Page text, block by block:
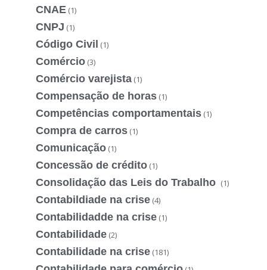
CNAE (1)
CNPJ (1)
Código Civil (1)
Comércio (3)
Comércio varejista (1)
Compensação de horas (1)
Competências comportamentais (1)
Compra de carros (1)
Comunicação (1)
Concessão de crédito (1)
Consolidação das Leis do Trabalho (1)
Contabildiade na crise (4)
Contabilidadde na crise (1)
Contabilidade (2)
Contabilidade na crise (181)